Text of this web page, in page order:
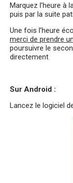
Marquez l’heure à
puis par la suite
Une fois l’heure
merci de prendre
poursuivre le
directement
Sur Android :
Lancez le logiciel